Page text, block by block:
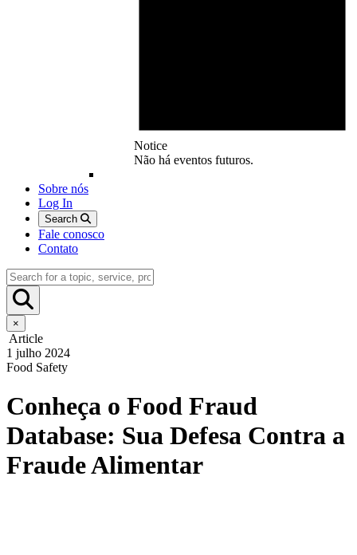
Notice
Não há eventos futuros.
Sobre nós
Log In
Search
Fale conosco
Contato
×
Article
1 julho 2024
Food Safety
Conheça o Food Fraud
Database: Sua Defesa Contra a
Fraude Alimentar